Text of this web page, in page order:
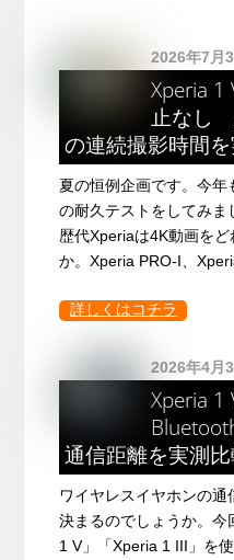
2026年7月
Xperia
止なし
の連続撮影時間
夏の恒例企画です。今
の耐久テストをしてみま
歴代Xperiaは4K動画を
か。Xperia PRO-I、
詳しくはコチラ
2026年4月
Xperia 1
通信距離を実測
ワイヤレスイヤホンの
決まるのでしょうか。
1 V」「Xperia 1 III」を